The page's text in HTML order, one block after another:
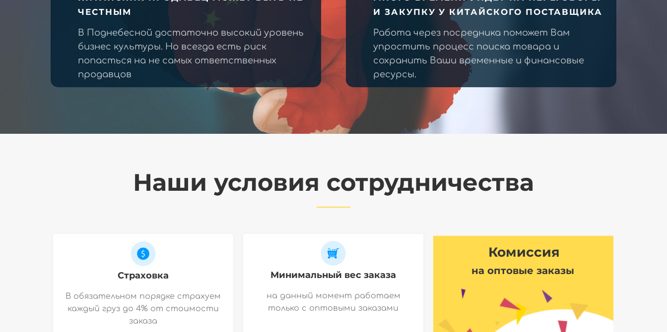
ЧЕСТНЫМ
В Поднебесной достаточно высокий уровень
бизнес культуры. Но всегда есть риск
попасться на не самых ответственных
продавцов
И ЗАКУПКУ У КИТАЙСКОГО ПОСТАВЩИКА
Работа через посредника поможет Вам
упростить процесс поиска товара и
сохранить Ваши временные и финансовые
ресурсы.
Наши условия сотрудничества
Страховка
В обязательном порядке страхуем
каждый груз до 4% от стоимости
заказа
Минимальный вес заказа
на данный момент работаем
только с оптовыми заказами
Комиссия
на оптовые заказы